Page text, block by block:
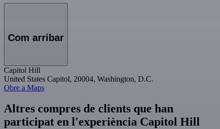
Com arribar
Capitol Hill
United States Capitol, 20004, Washington, D.C.
Obre a Maps
Altres compres de clients que han
participat en l'experiència Capitol Hill